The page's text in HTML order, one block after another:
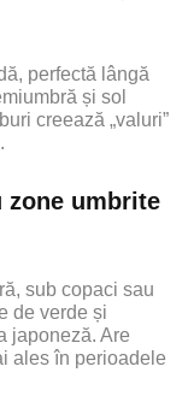
perfectă lângă
și sol
creează „valuri”
zone umbrite
sub copaci sau
de verde și
japoneză. Are
ales în perioadele